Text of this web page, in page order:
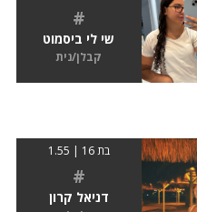
#
שי לי ביסמוט
קבלן/נית
בת 16 | 1.55
#
דניאל קרון